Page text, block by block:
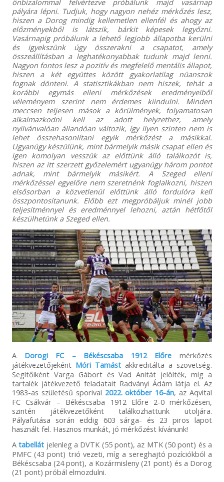
önbizalommal felvértezve próbálunk majd vasárnap
pályára lépni. Tudjuk, hogy nagyon nehéz mérkőzés lesz,
hiszen a Dorog mindig kellemetlen ellenfél és ahogy az
előzményekből is látszik, bárkit képesek legyőzni.
Vasárnapig próbálunk a lehető legjobb állapotba kerülni
és igyekszünk úgy összerakni a csapatot, amely
összeállításban a leghatékonyabbak tudunk majd lenni.
Nagyon fontos lesz a pozitív és megfelelő mentális állapot,
hiszen a két együttes között gyakorlatilag nüanszok
fognak dönteni. A statisztikákban nem hiszek, tehát a
korábbi egymás elleni mérkőzések eredményeiből
véleményem szerint nem érdemes kiindulni. Minden
meccsen teljesen mások a körülmények, folyamatosan
alkalmazkodni kell az adott helyzethez, amely
nyilvánvalóan állandóan változik, így ilyen szinten nem is
lehet összehasonlítani egyik mérkőzést a másikkal.
Ugyanúgy készülünk, mint bármelyik másik csapat ellen és
igen komolyan vesszük az előttünk álló találkozót is,
hiszen az itt szerzett győzelemért ugyanúgy három pontot
adnak, mint bármelyik másikért. A Szeged elleni
mérkőzéssel egyelőre nem szeretnénk foglalkozni, hiszen
elsősorban a közvetlenül előttünk álló fordulóra kell
összpontosítanunk. Előbb ezt megpróbáljuk minél jobb
teljesítménnyel és eredménnyel lehozni, aztán hétfőtől
készülhetünk a Szeged ellen.
A Dorogi FC – Békéscsaba 1912 Előre mérkőzés
játékvezetőjeként Móri Tamást akkreditálta a szövetség.
Segítőiként Varga Gábort és Vad Anitát jelölték, míg a
tartalék játékvezető feladatait Radványi Ádám látja el. Az
1983-as születésű sporival 2022. október 16-án, az Aqvital
FC Csákvár – Békéscsaba 1912 Előre 2-0 mérkőzésen,
szintén játékvezetőként találkozhattunk utoljára.
Pályafutása során eddig 603 sárga- és 23 piros lapot
használt fel. Hasznos munkát, jó mérkőzést kívánunk!
Atabellát jelenleg a DVTK (55 pont), az MTK (50 pont) és a
PMFC (43 pont) trió vezeti, míg a sereghajtó pozíciókból a
Békéscsaba (24 pont), a Kozármisleny (21 pont) és a Dorog
(21 pont) próbál elmozdulni.